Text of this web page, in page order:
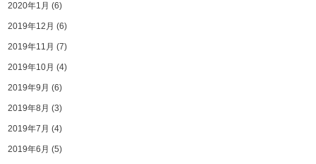
2020年1月 (6)
2019年12月 (6)
2019年11月 (7)
2019年10月 (4)
2019年9月 (6)
2019年8月 (3)
2019年7月 (4)
2019年6月 (5)